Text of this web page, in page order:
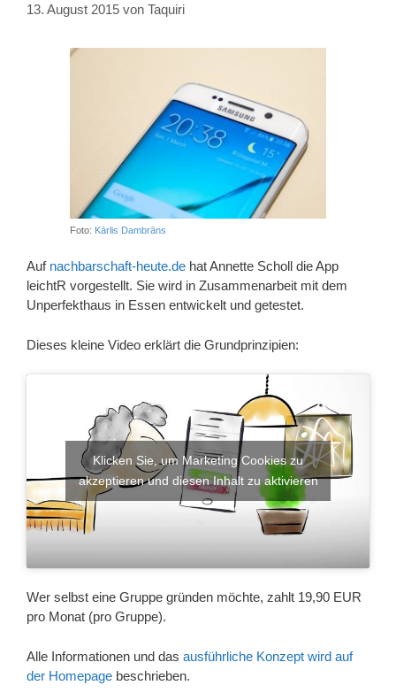
13. August 2015 von Taquiri
Foto: Kārlis Dambrāns
Auf nachbarschaft-heute.de hat Annette Scholl die App
leichtR vorgestellt. Sie wird in Zusammenarbeit mit dem
Unperfekthaus in Essen entwickelt und getestet.
Dieses kleine Video erklärt die Grundprinzipien:
Klicken Sie, um Marketing Cookies zu
akzeptieren und diesen Inhalt zu aktivieren
Wer selbst eine Gruppe gründen möchte, zahlt 19,90 EUR
pro Monat (pro Gruppe).
Alle Informationen und das ausführliche Konzept wird auf
der Homepage beschrieben.